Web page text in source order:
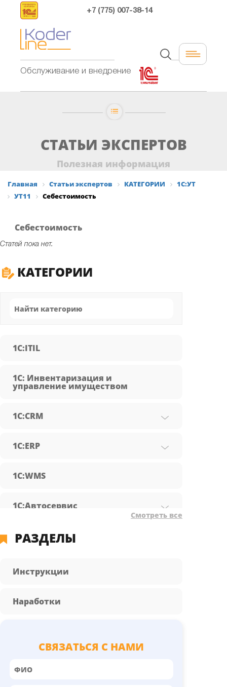
Обслуживание и внедрение
+7 (775) 007-38-14
СТАТЬИ ЭКСПЕРТОВ
Полезная информация
Главная Статьи экспертов КАТЕГОРИИ
1С:УТ
УТ11
Себестоимость
Себестоимость
Статей пока нет.
КАТЕГОРИИ
1C:ITIL
1С: Инвентаризация и
управление имуществом
1С:CRM
1С:ERP
1С:WMS
1С:Автосервис
1С:Бухгалтерия предприятия
1С:Зарплата и управление
персоналом
Смотреть все
РАЗДЕЛЫ
Инструкции
Наработки
СВЯЗАТЬСЯ С НАМИ